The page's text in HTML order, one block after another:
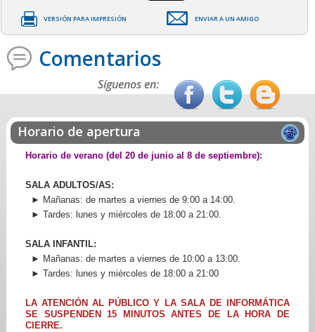
VERSIÓN PARA IMPRESIÓN ENVIAR A UN AMIGO
Comentarios
Síguenos en:
Horario de apertura
Horario de verano (del 20 de junio al 8 de septiembre):
SALA ADULTOS/AS:
► Mañanas: de martes a viernes de 9:00 a 14:00.
► Tardes: lunes y miércoles de 18:00 a 21:00.
SALA INFANTIL:
► Mañanas: de martes a viernes de 10:00 a 13:00.
► Tardes: lunes y miércoles de 18:00 a 21:00
LA ATENCIÓN AL PÚBLICO Y LA SALA DE INFORMÁTICA
SE SUSPENDEN 15 MINUTOS ANTES DE LA HORA DE
CIERRE.